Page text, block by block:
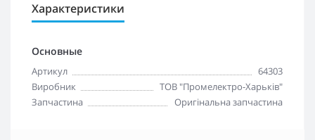
Характеристики
Основные
Артикул
64303
Виробник
ТОВ "Промелектро-Харьків"
Запчастина
Оригінальна запчастина